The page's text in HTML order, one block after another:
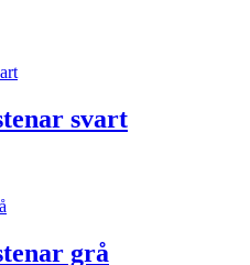
svart
grå